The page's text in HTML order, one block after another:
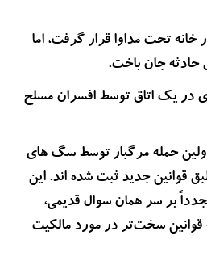
تحت مداوا قرار گرفت، اما
حادثه جان باخت.
در یک اتاق توسط افسران مسلح
حمله مرگبار توسط سگ های
قوانین جدید ثبت شده اند. این
بر سر همان سوال قدیمی،
سخت‌تر در مورد مالکیت